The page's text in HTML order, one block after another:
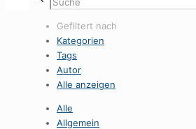
Gefiltert nach
Kategorien
Tags
Autor
Alle anzeigen
Alle
Allgemein